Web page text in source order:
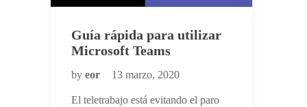
Guía rápida para utilizar
Microsoft Teams
by eor 13 marzo, 2020
El teletrabajo está evitando el paro